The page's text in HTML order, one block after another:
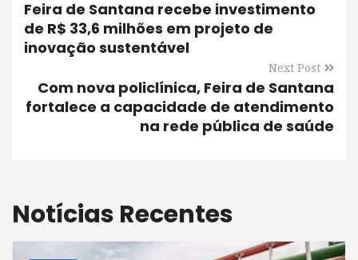
Feira de Santana recebe investimento
de R$ 33,6 milhões em projeto de
inovação sustentável
Next Post
Com nova policlínica, Feira de Santana
fortalece a capacidade de atendimento
na rede pública de saúde
Notícias Recentes